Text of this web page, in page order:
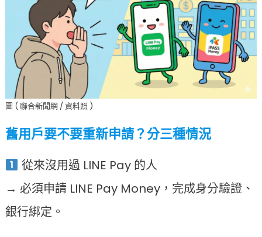
圖 ( 聯合新聞網 / 資料照 )
舊用戶要不要重新申請？分三種情況
從來沒用過 LINE Pay 的人
→ 必須申請 LINE Pay Money，完成身分驗證、
銀行綁定。